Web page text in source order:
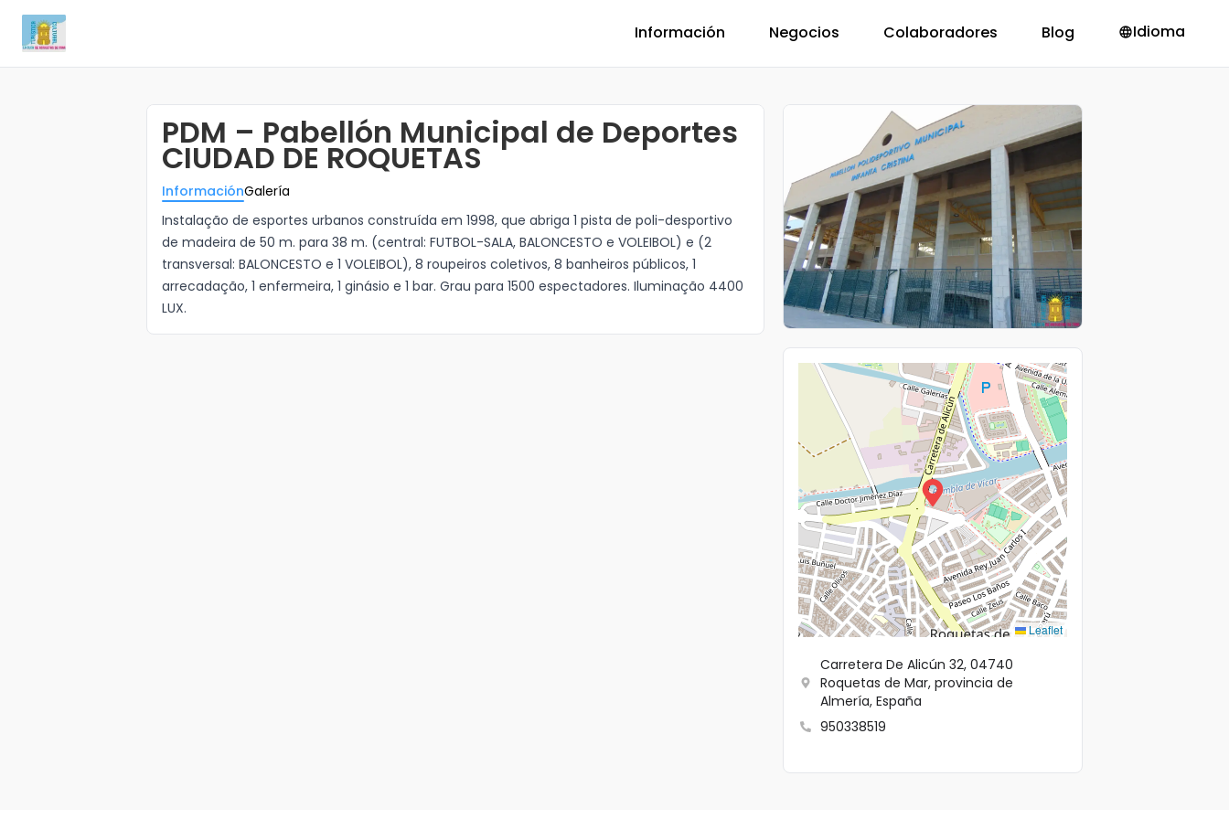
Información Negocios Colaboradores Blog Idioma
PDM – Pabellón Municipal de Deportes
CIUDAD DE ROQUETAS
InformaciónGalería
Instalação de esportes urbanos construída em 1998, que abriga 1 pista de poli-desportivo
de madeira de 50 m. para 38 m. (central: FUTBOL-SALA, BALONCESTO e VOLEIBOL) e (2
transversal: BALONCESTO e 1 VOLEIBOL), 8 roupeiros coletivos, 8 banheiros públicos, 1
arrecadação, 1 enfermeira, 1 ginásio e 1 bar. Grau para 1500 espectadores. Iluminação 4400
LUX.
Leaflet
Carretera De Alicún 32, 04740
Roquetas de Mar, provincia de
Almería, España
950338519